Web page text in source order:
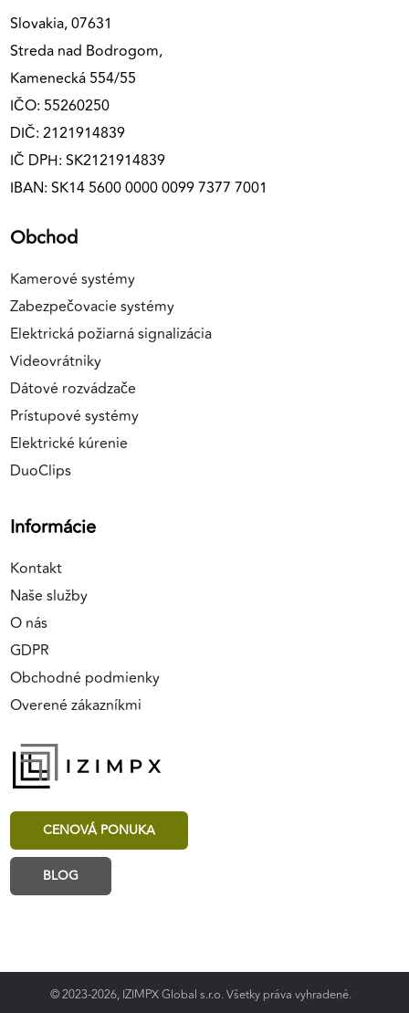
Slovakia, 07631
Streda nad Bodrogom,
Kamenecká 554/55
IČO: 55260250
DIČ: 2121914839
IČ DPH: SK2121914839
IBAN: SK14 5600 0000 0099 7377 7001
Obchod
Kamerové systémy
Zabezpečovacie systémy
Elektrická požiarná signalizácia
Videovrátniky
Dátové rozvádzače
Prístupové systémy
Elektrické kúrenie
DuoClips
Informácie
Kontakt
Naše služby
O nás
GDPR
Obchodné podmienky
Overené zákazníkmi
CENOVÁ PONUKA
BLOG
© 2023-2026, IZIMPX Global s.r.o. Všetky práva vyhradené.